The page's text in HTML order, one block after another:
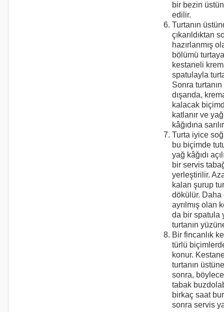
bir bezin
edilir.
Turtanın
çıkarıldıktan
hazırlanmış
bölümü
kestaneli
spatulayla
Sonra turtanın
dışarıda,
kalacak
katlanır ve
kâğıdına
Turta iyice
bu biçimde
yağ kâğıdı
bir servis
yerleştirilir.
kalan şurup
dökülür. Daha
ayrılmış olan
da bir spatula
turtanın
Bir fincanlık
türlü
konur.
turtanın
sonra,
tabak
birkaç saat
sonra servis